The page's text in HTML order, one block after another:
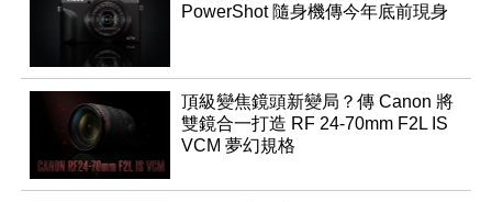
PowerShot 隨身機傳今年底前現身
頂級變焦鏡頭新變局？傳 Canon 將
雙鏡合一打造 RF 24-70mm F2L IS
VCM 夢幻規格